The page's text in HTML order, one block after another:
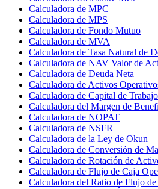
Calculadora de MPC
Calculadora de MPS
Calculadora de Fondo Mutuo
Calculadora de MVA
Calculadora de Tasa Natural de
Calculadora de NAV Valor de
Calculadora de Deuda Neta
Calculadora de Activos
Calculadora de Capital de
Calculadora del Margen de
Calculadora de NOPAT
Calculadora de NSFR
Calculadora de la Ley de Okun
Calculadora de Conversión de
Calculadora de Rotación de
Calculadora de Flujo de Caja
Calculadora del Ratio de Flujo